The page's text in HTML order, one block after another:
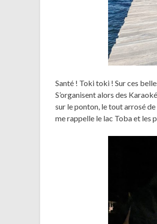
Santé ! Toki toki ! Sur ces
S’organisent alors des
sur le ponton, le tout arrosé
me rappelle le lac Toba et les